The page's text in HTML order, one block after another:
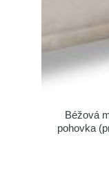
Béžová
pohovka